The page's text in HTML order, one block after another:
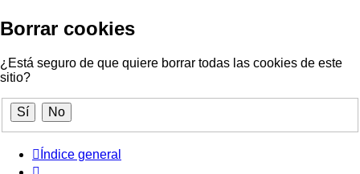
Borrar cookies
¿Está seguro de que quiere borrar todas las cookies de este
sitio?
Índice general